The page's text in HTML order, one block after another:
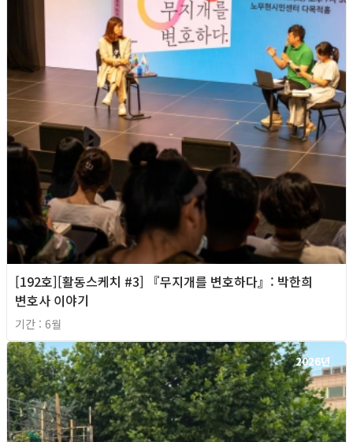
[192호][활동스케치 #3] 『무지개를 변호하다』: 박한희
변호사 이야기
기간 : 6월
2026년